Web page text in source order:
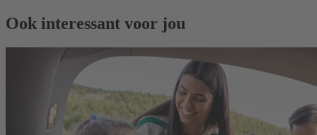
Ook interessant voor jou